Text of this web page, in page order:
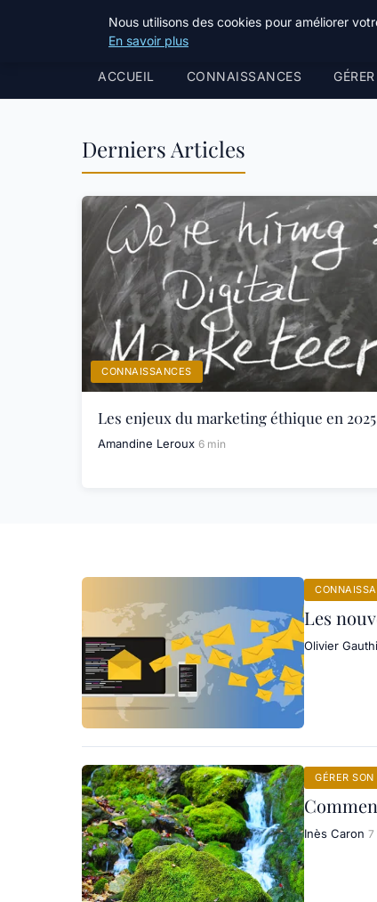
Bible Telemarketing
ACCUEIL CONNAISSANCES
Derniers Articles
CONNAISSANCES
Les enjeux du marketing éthique en 2025
Amandine Leroux 6 min
Les
Olivier
GÉRER
Inès Caron 7
Nous utilisons des cookies pour améliorer
En savoir plus